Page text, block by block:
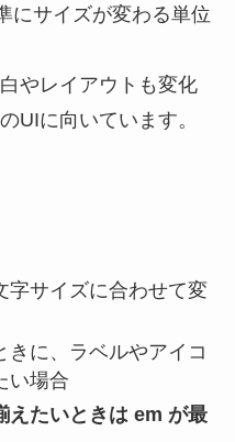
にサイズが変わる単位
やレイアウトも変化
UIに向いています。
字サイズに合わせて変
きに、ラベルやアイコ
い場合
えたいときは em が最